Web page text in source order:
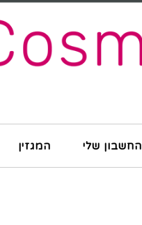
המגזין החשבון שלי